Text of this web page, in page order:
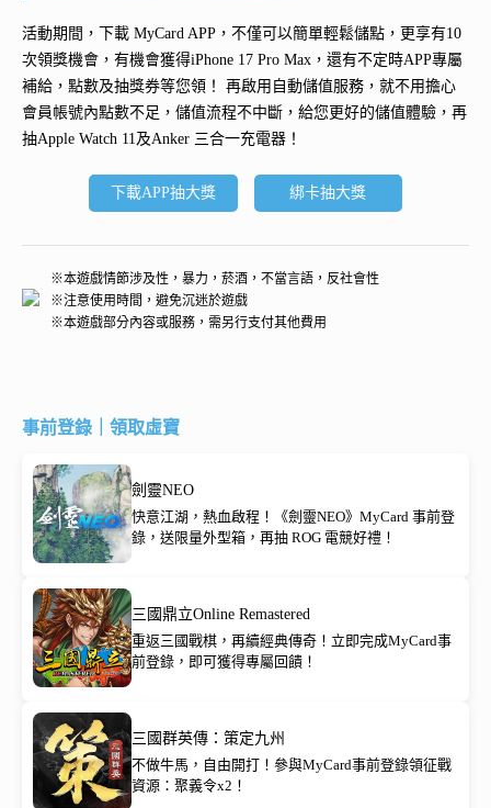
活動期間，下載 MyCard APP，不僅可以簡單輕鬆儲點，更享有10
次領獎機會，有機會獲得iPhone 17 Pro Max ，還有不定時APP專屬
補給，點數及抽獎券等您領！ 再啟用自動儲值服務 ，就不用擔心
會員帳號內點數不足，儲值流程不中斷，給您更好的儲值體驗，再
抽Apple Watch 11及Anker 三合一充電器 ！
下載APP抽大獎 綁卡抽大獎
※本遊戲情節涉及性，暴力，菸酒，不當言語，反社會性
※注意使用時間，避免沉迷於遊戲
※本遊戲部分內容或服務，需另行支付其他費用
事前登錄｜領取虛寶
劍靈NEO
快意江湖，熱血啟程！《劍靈NEO》MyCard 事前登
錄，送限量外型箱，再抽 ROG 電競好禮！
三國鼎立Online Remastered
重返三國戰棋，再續經典傳奇！立即完成MyCard事
前登錄，即可獲得專屬回饋！
三國群英傳：策定九州
不做牛馬，自由開打！參與MyCard事前登錄領征戰
資源：聚義令x2！